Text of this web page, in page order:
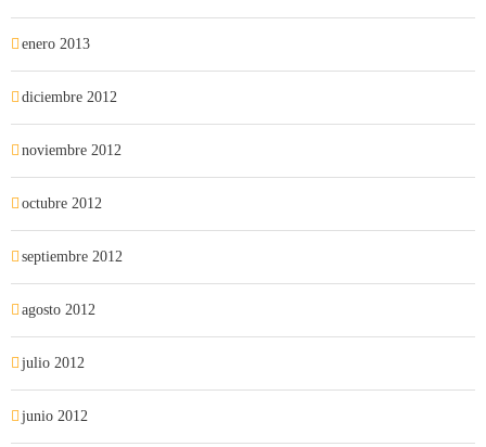
enero 2013
diciembre 2012
noviembre 2012
octubre 2012
septiembre 2012
agosto 2012
julio 2012
junio 2012